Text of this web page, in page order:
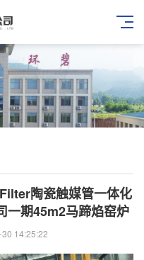
陶瓷触媒管一体化
一期45m2马蹄焰窑炉
14:25:22